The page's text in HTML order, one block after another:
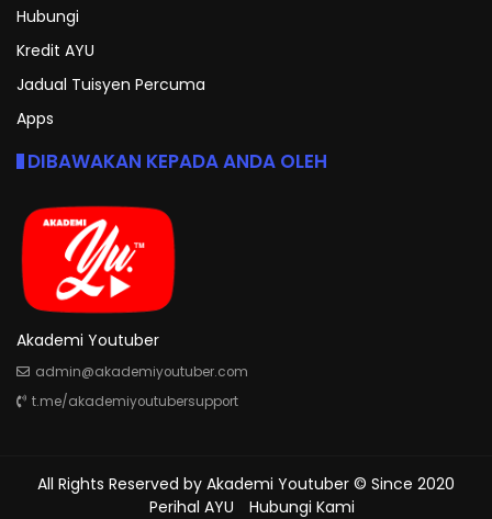
Hubungi
Kredit AYU
Jadual Tuisyen Percuma
Apps
DIBAWAKAN KEPADA ANDA OLEH
Akademi Youtuber
admin@akademiyoutuber.com
t.me/akademiyoutubersupport
All Rights Reserved by Akademi Youtuber © Since 2020
Perihal AYU
Hubungi Kami